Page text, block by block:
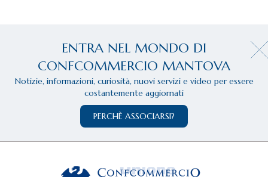
ENTRA NEL MONDO DI
CONFCOMMERCIO MANTOVA
Notizie, informazioni, curiosità, nuovi servizi e video per essere
costantemente aggiornati
PERCHÈ ASSOCIARSI?